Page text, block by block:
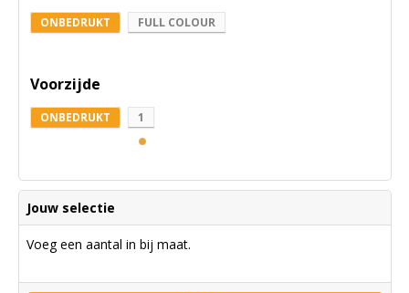
ONBEDRUKT FULL COLOUR
Voorzijde
ONBEDRUKT 1
Jouw selectie
Voeg een aantal in bij maat.